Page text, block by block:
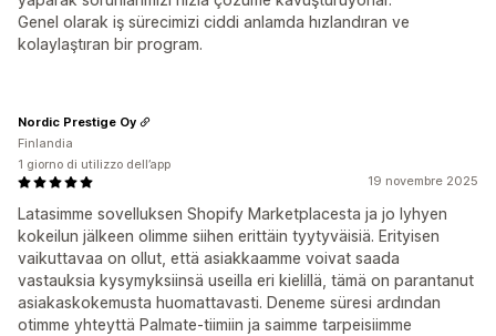
Genel olarak iş sürecimizi ciddi anlamda hızlandıran ve
kolaylaştıran bir program.
19 novembre 2025
Latasimme sovelluksen Shopify Marketplacesta ja jo lyhyen
kokeilun jälkeen olimme siihen erittäin tyytyväisiä. Erityisen
vaikuttavaa on ollut, että asiakkaamme voivat saada
vastauksia kysymyksiinsä useilla eri kielillä, tämä on parantanut
asiakaskokemusta huomattavasti. Deneme süresi ardından
otimme yhteyttä Palmate-tiimiin ja saimme tarpeisiimme
Nordic Prestige Oy
Finlandia
1 giorno di utilizzo dell’app